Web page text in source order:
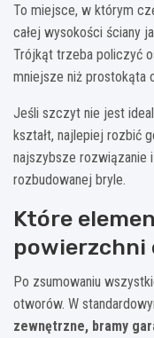
To miejsce, w którym
całej wysokości ściany
Trójkąt trzeba policzyć
mniejsze niż prostokąta
Jeśli szczyt nie jest
kształt, najlepiej rozbić
najszybsze rozwiązanie
rozbudowanej bryle.
Które
powierzchni
Po zsumowaniu
otworów. W
zewnętrzne, bramy